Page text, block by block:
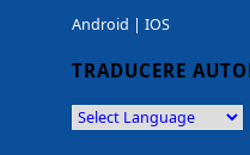
Android | IOS
TRADUCERE